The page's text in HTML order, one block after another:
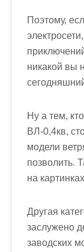
Поэтому,
никакой вы
Ну а тем,
ВЛ-0,4кв,
модели
позволить.
на
Другая
заслужено
заводских